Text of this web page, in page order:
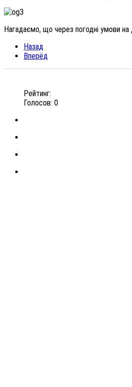
Нагадаємо, що через погодні умови на
Назад
Вперёд
Рейтинг:
Голосов: 0